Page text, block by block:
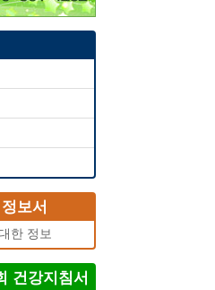
보서
한 정보
건강지침서